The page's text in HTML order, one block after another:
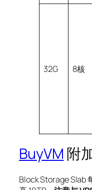
32G 8核
BuyVM 附
Block Stor­age Slab